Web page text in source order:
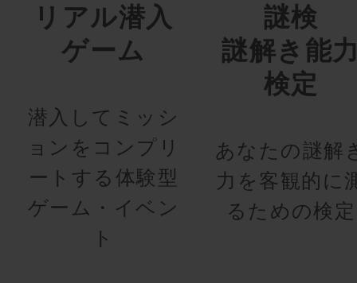
リアル潜入
ゲーム
潜入してミッシ
ョンをコンプリ
ートする体験型
ゲーム・イベン
ト
謎検
謎解き能
検定
あなたの謎解
力を客観的に
るための検定